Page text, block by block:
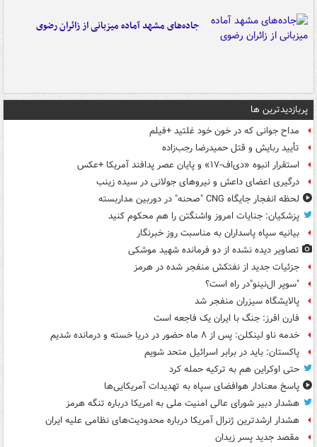
جاده‌های مشهد آماده میزبانی از زائران رضوی
پربازدیدترین ها
مداح جوانی که در خون خود غلتید +فیلم
تأیید ربایش و قتل حمیدرضا رجب‌زاده
استقرار انبوه «دی‌اف‑۱۷» و پایان عصر پدافند آمریکا +عکس
درگیری اعضای داعش و نیروهای جولانی در سیده زینب
لحظه انفجار جایگاه CNG "صحنه" در دوربین مداربسته
پزشکیان: جنایات امروز واشنگتن را هم محکوم کنید
بیانیه سپاه پاسداران به مناسبت روز خبرنگار
تصاویر دیده‌ نشده از دو فرمانده شهید موشکی
جزئیات جدید از نفتکش منفجر شده در هرمز
"سوپر ال‌نینو"در راه است؟
پالایشگاه سیزران منفجر شد
فارن افرز: جنگ با ایران یک فاجعه است
خدمه ناو لینکلن: پس از ۸ ماه حضور در دریا خسته و درمانده‌ شدیم
پاکستان: باید در برابر اسرائیل متحد شویم
حتی اوکراین هم به ترکیه حمله کرد
پاسخ معنادار هوافضای سپاه به تهدیدات آمریکایی‌ها
هشدار دبیر شورای عالی امنیت ملی به امریکا درباره تنگه هرمز
هشدار ارشدترین ژنرال آمریکا درباره محدودیت‌های نظامی علیه ایران
مقصد جدید پسر زیدان